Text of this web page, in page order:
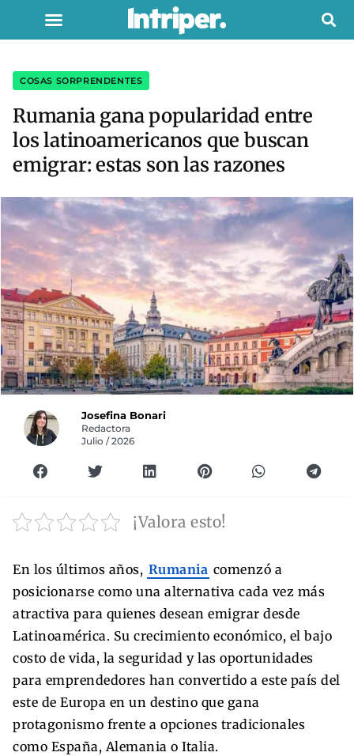
COSAS SORPRENDENTES
Rumania gana popularidad entre
los latinoamericanos que buscan
emigrar: estas son las razones
Josefina Bonari
Redactora
Julio / 2026
¡Valora esto!
En los últimos años, Rumania comenzó a
posicionarse como una alternativa cada vez más
atractiva para quienes desean emigrar desde
Latinoamérica. Su crecimiento económico, el bajo
costo de vida, la seguridad y las oportunidades
para emprendedores han convertido a este país del
este de Europa en un destino que gana
protagonismo frente a opciones tradicionales
como España, Alemania o Italia.